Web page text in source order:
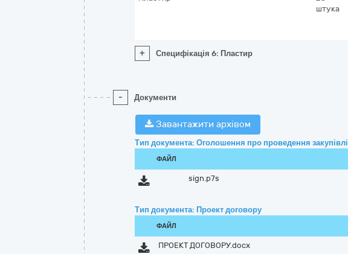
штука
+ Специфікація 6: Пластир
- Документи
Завантажити архівом
Тип документа: Оголошення про проведення закупівлі
ФАЙЛ
sign.p7s
Тип документа: Проект договору
ФАЙЛ
ПРОЕКТ ДОГОВОРУ.docx